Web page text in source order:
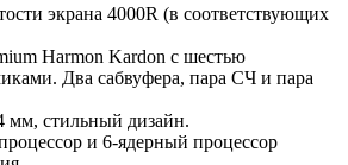
экрана 4000R (в соответствующих
Harmon Kardon с шестью
Два сабвуфера, пара СЧ и пара
мм, стильный дизайн.
и 6-ядерный процессор